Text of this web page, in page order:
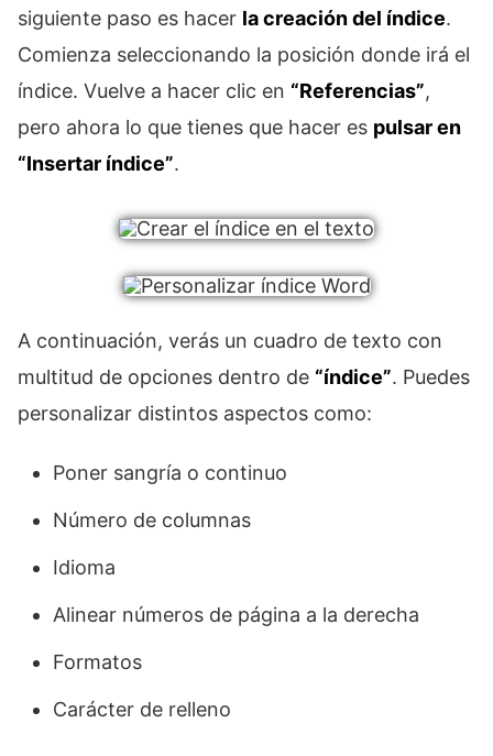
siguiente paso es hacer la creación del índice.
Comienza seleccionando la posición donde irá el
índice. Vuelve a hacer clic en “Referencias”,
pero ahora lo que tienes que hacer es pulsar en
“Insertar índice”.
A continuación, verás un cuadro de texto con
multitud de opciones dentro de “índice”. Puedes
personalizar distintos aspectos como:
Poner sangría o continuo
Número de columnas
Idioma
Alinear números de página a la derecha
Formatos
Carácter de relleno